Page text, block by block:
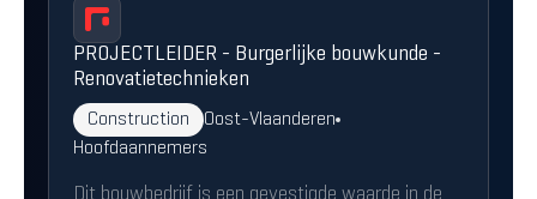
PROJECTLEIDER - Burgerlijke bouwkunde -
Renovatietechnieken
Construction
Oost-Vlaanderen
Hoofdaannemers